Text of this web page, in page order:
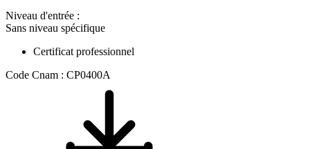
Niveau d'entrée :
Sans niveau spécifique
Certificat professionnel
Code Cnam : CP0400A